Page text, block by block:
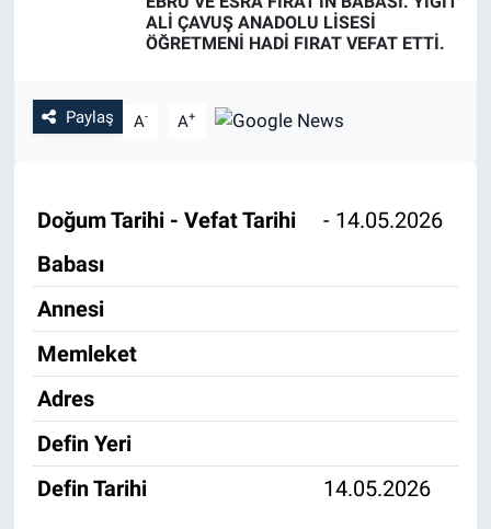
ALİ ÇAVUŞ ANADOLU LİSESİ
ÖĞRETMENİ HADİ FIRAT VEFAT ETTİ.
Paylaş A- A+
Doğum Tarihi - Vefat Tarihi
- 14.05.2026
Babası
Annesi
Memleket
Adres
Defin Yeri
Defin Tarihi
14.05.2026
Özel Haber
Ekonomi
Yaşam
Çevre
BİLİM VE TEKNOLOJİ
Son Dakika Haberleri